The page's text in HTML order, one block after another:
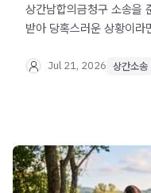
상간남합의금청구 소송을
받아 당혹스러운 상황이라
정리했습니다.
Jul 21, 2026 상간소송